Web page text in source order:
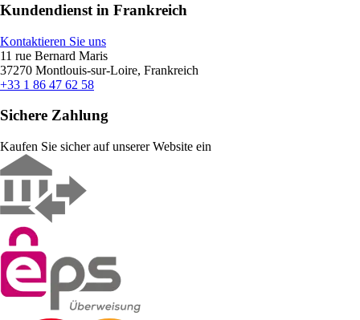
Kundendienst in Frankreich
Kontaktieren Sie uns
11 rue Bernard Maris
37270 Montlouis-sur-Loire, Frankreich
+33 1 86 47 62 58
Sichere Zahlung
Kaufen Sie sicher auf unserer Website ein